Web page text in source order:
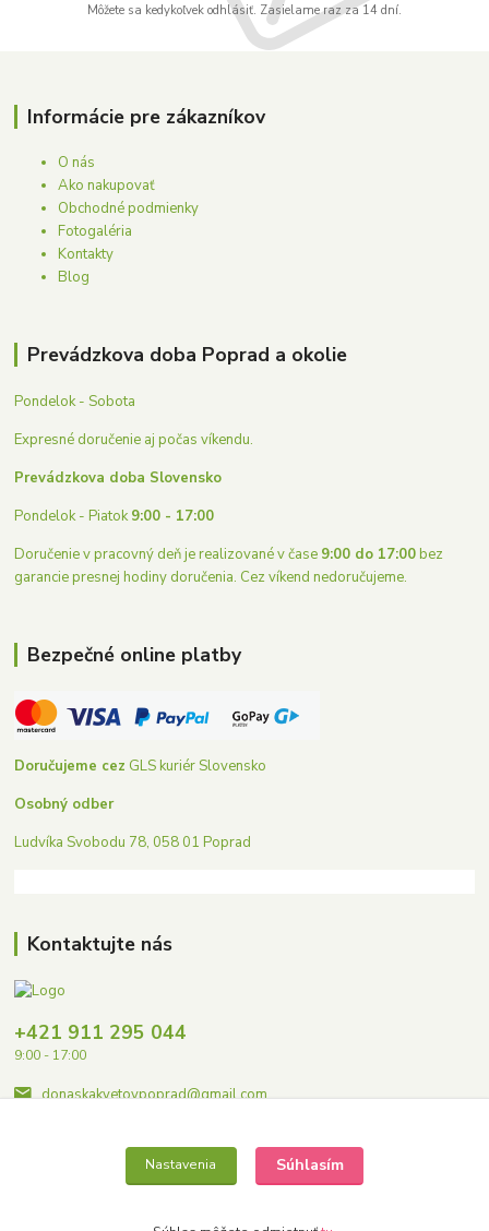
Môžete sa kedykoľvek odhlásiť. Zasielame raz za 14 dní.
Informácie pre zákazníkov
O nás
Ako nakupovať
Obchodné podmienky
Fotogaléria
Kontakty
Blog
Prevádzkova doba Poprad a okolie
Pondelok - Sobota
Expresné doručenie aj počas víkendu.
Prevádzkova doba Slovensko
Pondelok - Piatok9:00 - 17:00
Doručenie v pracovný deň je realizované v čase 9:00 do 17:00bez
garancie presnej hodiny doručenia. Cez víkend nedoručujeme.
Bezpečné online platby
Doručujeme cez GLS kuriér Slovensko
Osobný odber
Ludvíka Svobodu 78, 058 01 Poprad
Kontaktujte nás
+421 911 295 044
9:00 - 17:00
donaskakvetovpoprad@gmail.com
Nastavenia Súhlasím